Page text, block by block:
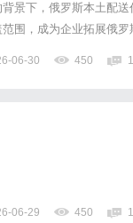
景下，俄罗斯本土配
围，成为企业拓展俄罗
06-30 450
06-29 450